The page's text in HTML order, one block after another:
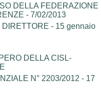
DELLA FEDERAZIONE
- 7/02/2013
- 15 gennaio
DELLA CISL-
N° 2203/2012 - 17